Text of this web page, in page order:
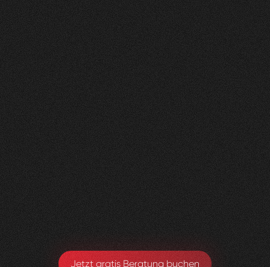
Jetzt gratis Beratung buchen